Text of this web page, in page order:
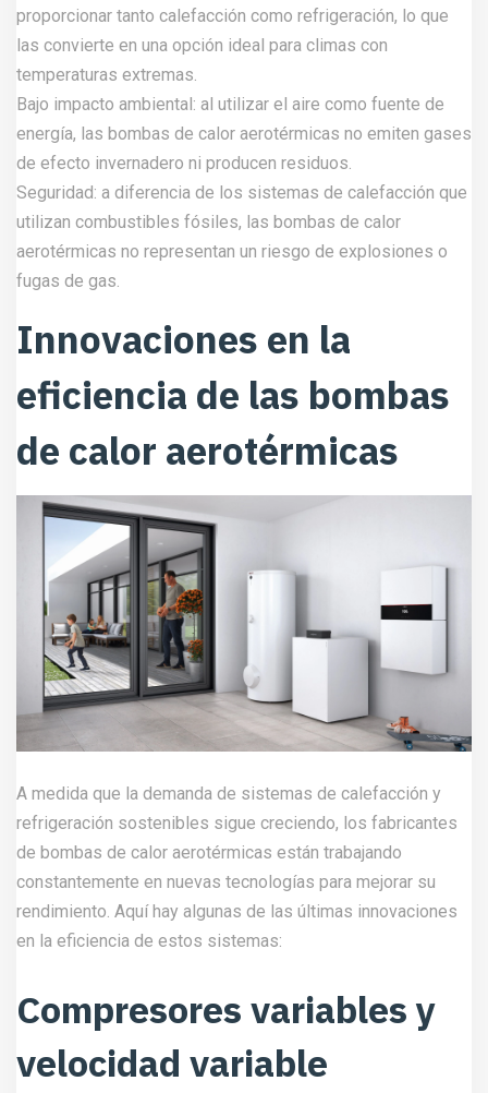
proporcionar tanto calefacción como refrigeración, lo que
las convierte en una opción ideal para climas con
temperaturas extremas.
Bajo impacto ambiental: al utilizar el aire como fuente de
energía, las bombas de calor aerotérmicas no emiten gases
de efecto invernadero ni producen residuos.
Seguridad: a diferencia de los sistemas de calefacción que
utilizan combustibles fósiles, las bombas de calor
aerotérmicas no representan un riesgo de explosiones o
fugas de gas.
Innovaciones en la
eficiencia de las bombas
de calor aerotérmicas
A medida que la demanda de sistemas de calefacción y
refrigeración sostenibles sigue creciendo, los fabricantes
de bombas de calor aerotérmicas están trabajando
constantemente en nuevas tecnologías para mejorar su
rendimiento. Aquí hay algunas de las últimas innovaciones
en la eficiencia de estos sistemas:
Compresores variables y
velocidad variable